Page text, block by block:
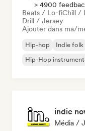
> 4900
Beats / Lo-fiChill /
Drill / Jersey
Ajouter dans ma/
Hip-hop Indie folk
Hip-Hop
indie
Média /